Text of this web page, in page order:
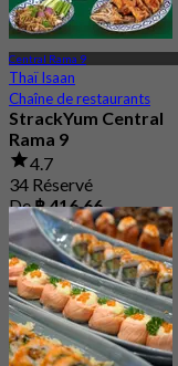
Central Rama 9
Thaï Isaan
Chaîne de restaurants
StrackYum Central
Rama 9
4.7
34 Réservé
De฿ 416.66